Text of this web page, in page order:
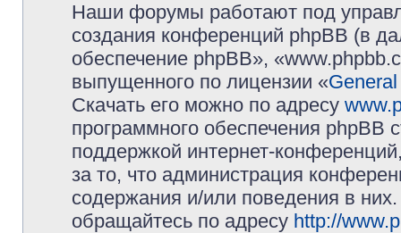
Наши форумы работают под
создания конференций phpBB (в
обеспечение phpBB»,
выпущенного по лицензии «
Скачать его можно по адресу
программного обеспечения phpBB
поддержкой интернет-
за то, что администрация
содержания и/или поведения в
обращайтесь по адресу http://